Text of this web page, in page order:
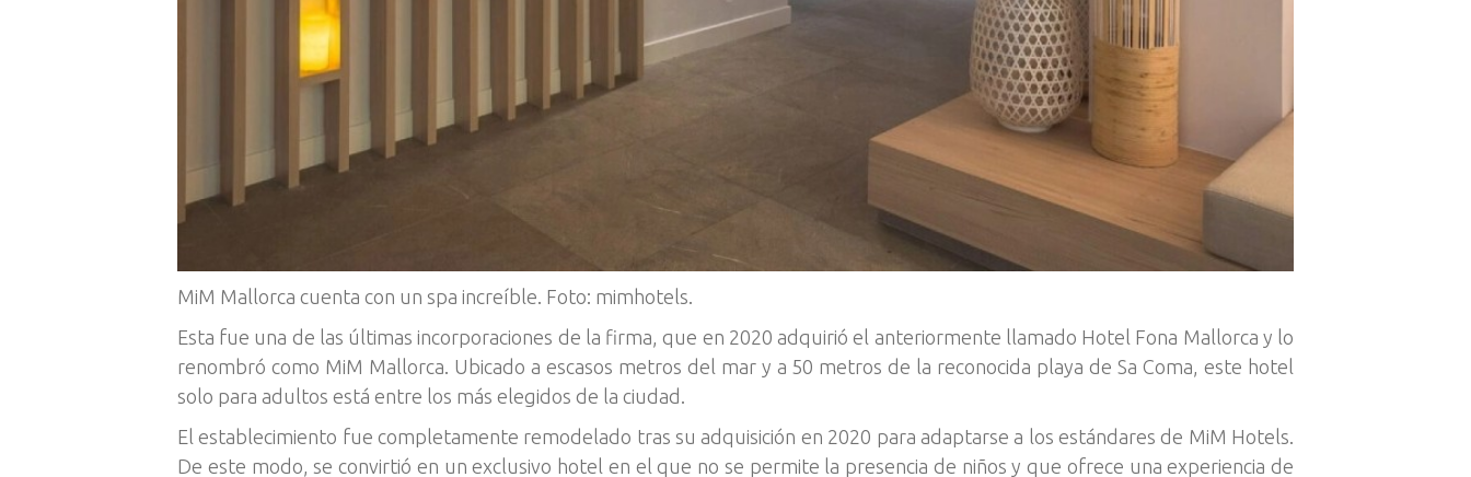
MiM Mallorca cuenta con un spa increíble. Foto: mimhotels.
Esta fue una de las últimas incorporaciones de la firma, que en 2020 adquirió el anteriormente llamado Hotel Fona Mallorca y lo
renombró como MiM Mallorca. Ubicado a escasos metros del mar y a 50 metros de la reconocida playa de Sa Coma, este hotel
solo para adultos está entre los más elegidos de la ciudad.
El establecimiento fue completamente remodelado tras su adquisición en 2020 para adaptarse a los estándares de MiM Hotels.
De este modo, se convirtió en un exclusivo hotel en el que no se permite la presencia de niños y que ofrece una experiencia de